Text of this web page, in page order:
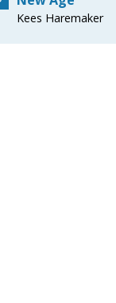
Kees Haremaker